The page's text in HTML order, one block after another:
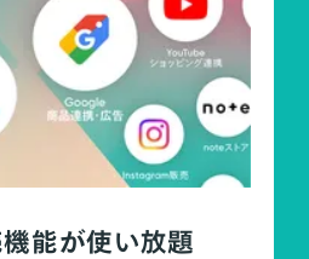
機能が使い放題